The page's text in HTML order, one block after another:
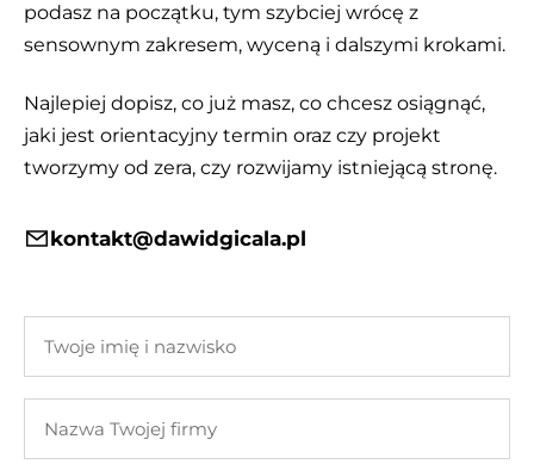
podasz na początku, tym szybciej wrócę z
sensownym zakresem, wyceną i dalszymi krokami.
Najlepiej dopisz, co już masz, co chcesz osiągnąć,
jaki jest orientacyjny termin oraz czy projekt
tworzymy od zera, czy rozwijamy istniejącą stronę.
kontakt@dawidgicala.pl
nazwisko